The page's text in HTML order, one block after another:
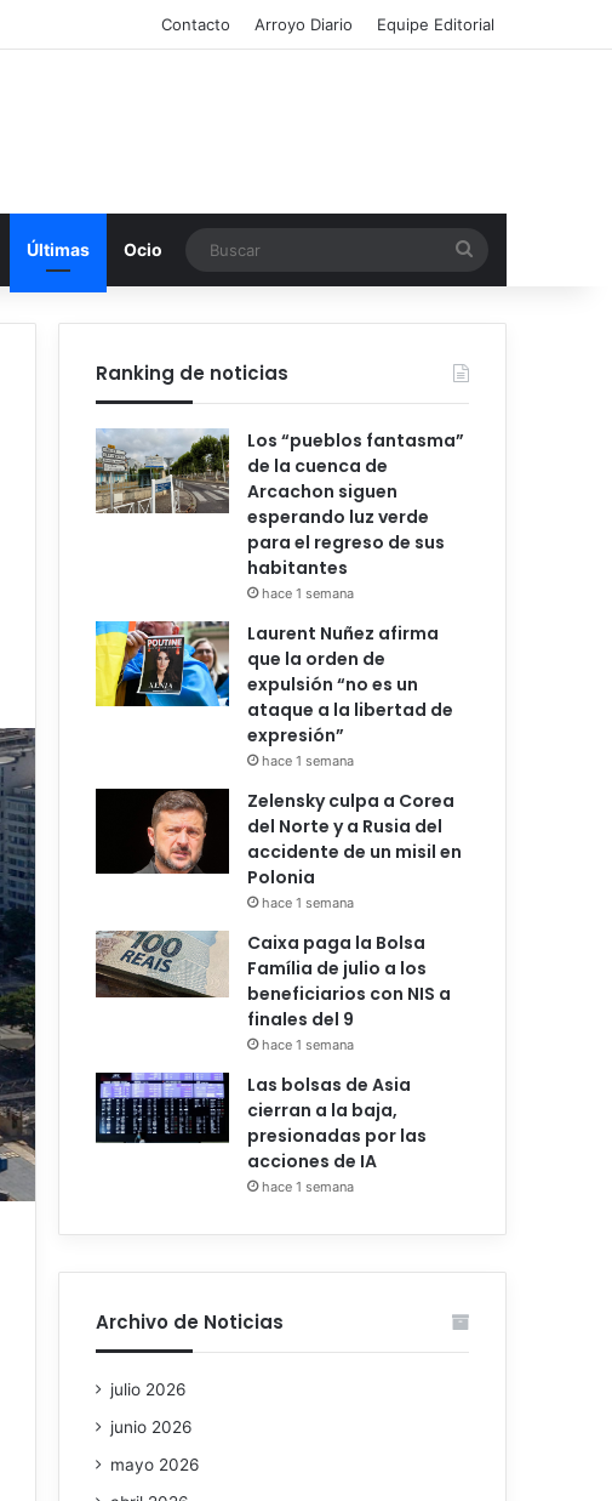
Contacto Arroyo Diario Equipe Editorial
Últimas Ocio
Ranking de noticias
Los “pueblos fantasma”
de la cuenca de
Arcachon siguen
esperando luz verde
para el regreso de sus
habitantes
hace 1 semana
Laurent Nuñez afirma
que la orden de
expulsión “no es un
ataque a la libertad de
expresión”
hace 1 semana
Zelensky culpa a Corea
del Norte y a Rusia del
accidente de un misil en
Polonia
hace 1 semana
Caixa paga la Bolsa
Família de julio a los
beneficiarios con NIS a
finales del 9
hace 1 semana
Las bolsas de Asia
cierran a la baja,
presionadas por las
acciones de IA
hace 1 semana
Archivo de Noticias
julio 2026
junio 2026
mayo 2026